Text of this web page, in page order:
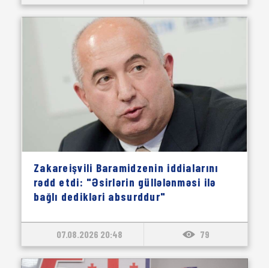
Zakareişvili Baramidzenin iddialarını
rədd etdi: "Əsirlərin güllələnməsi ilə
bağlı dedikləri absurddur"
07.08.2026 20:48 79